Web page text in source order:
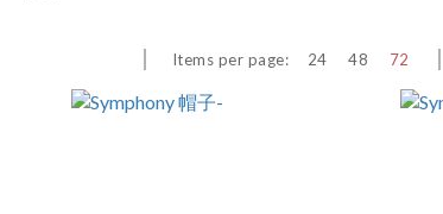
Items per page: 24 48 72